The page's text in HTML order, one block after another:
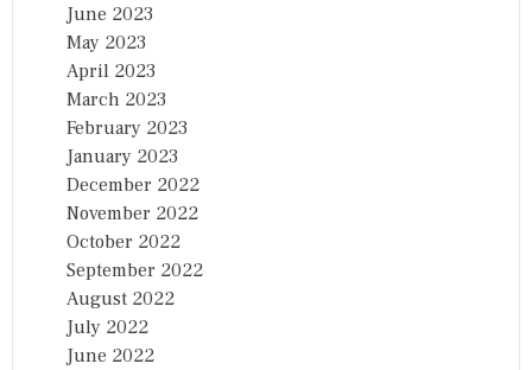
June 2023
May 2023
April 2023
March 2023
February 2023
January 2023
December 2022
November 2022
October 2022
September 2022
August 2022
July 2022
June 2022